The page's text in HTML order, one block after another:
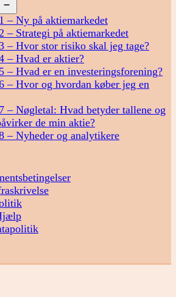
menu
– Ny på aktiemarkedet
– Strategi på aktiemarkedet
– Hvor stor risiko skal jeg tage?
– Hvad er aktier?
– Hvad er en investeringsforening?
– Hvor og hvordan køber jeg en
– Nøgletal: Hvad betyder tallene og
de min aktie?
– Nyheder og analytikere